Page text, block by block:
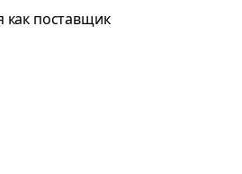
как поставщик